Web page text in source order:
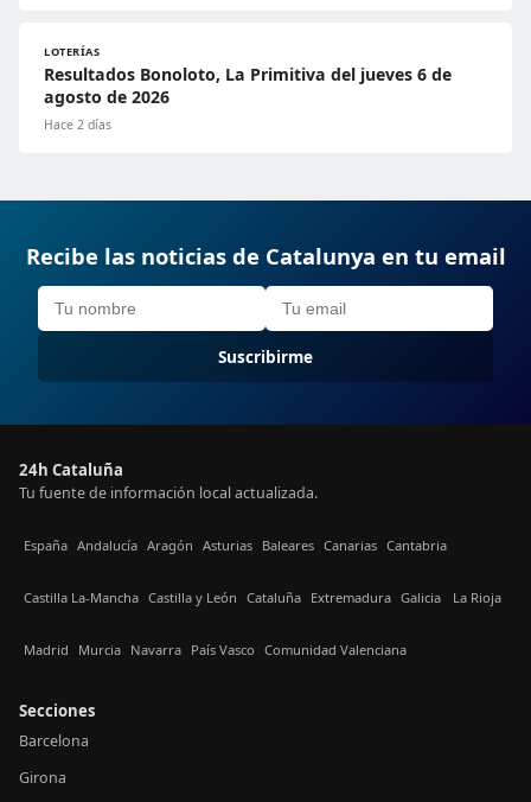
LOTERÍAS
Resultados Bonoloto, La Primitiva del jueves 6 de
agosto de 2026
Hace 2 días
Recibe las noticias de Catalunya en tu email
Suscribirme
24h Cataluña
Tu fuente de información local actualizada.
España Andalucía Aragón Asturias Baleares Canarias Cantabria
Castilla La-Mancha Castilla y León Cataluña Extremadura Galicia La Rioja
Madrid Murcia Navarra País Vasco Comunidad Valenciana
Secciones
Barcelona
Girona